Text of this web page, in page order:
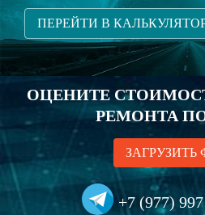
ПЕРЕЙТИ В
ОЦЕНИТЕ
РЕМОНТА
ЗАГРУЗИТЬ
+7 (977)